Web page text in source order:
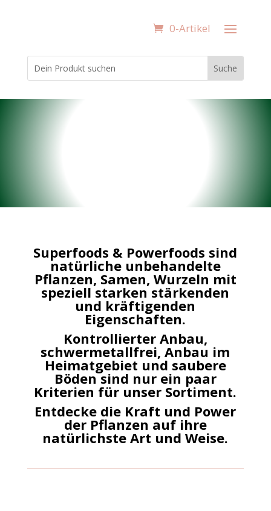
0-Artikel
Superfoods & Powerfoods sind
natürliche unbehandelte
Pflanzen, Samen, Wurzeln mit
speziell starken stärkenden
und kräftigenden
Eigenschaften.
Kontrollierter Anbau,
schwermetallfrei, Anbau im
Heimatgebiet und saubere
Böden sind nur ein paar
Kriterien für unser Sortiment.
Entdecke die Kraft und Power
der Pflanzen auf ihre
natürlichste Art und Weise.